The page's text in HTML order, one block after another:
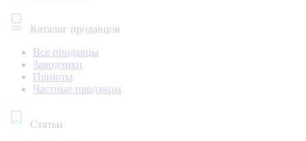
Каталог продавцов
Все продавцы
Заводчики
Приюты
Частные продавцы
Статьи